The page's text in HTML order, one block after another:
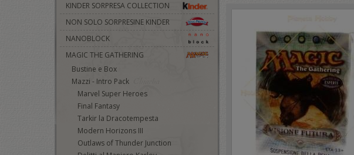
KINDER SORPRESA COLLECTION
NON SOLO SORPRESINE KINDER
NANOBLOCK
MAGIC THE GATHERING
Bustine e Box
Mazzi - Intro Pack
Marvel Super Heroes
Final Fantasy
Tarkir la Dracotempesta
Modern Horizons III
Outlaws of Thunder Junction